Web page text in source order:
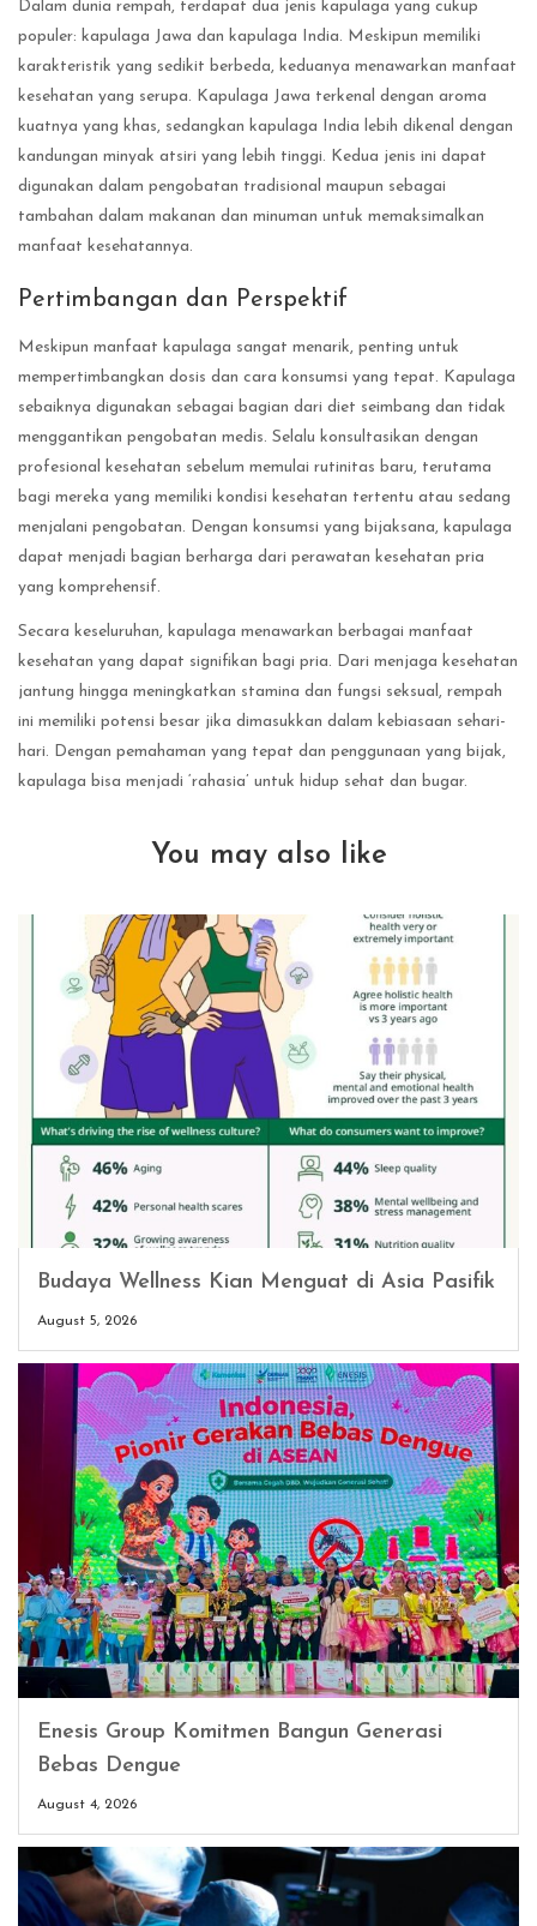
Dalam dunia rempah, terdapat dua jenis kapulaga yang cukup
populer: kapulaga Jawa dan kapulaga India. Meskipun memiliki
karakteristik yang sedikit berbeda, keduanya menawarkan manfaat
kesehatan yang serupa. Kapulaga Jawa terkenal dengan aroma
kuatnya yang khas, sedangkan kapulaga India lebih dikenal dengan
kandungan minyak atsiri yang lebih tinggi. Kedua jenis ini dapat
digunakan dalam pengobatan tradisional maupun sebagai
tambahan dalam makanan dan minuman untuk memaksimalkan
manfaat kesehatannya.
Pertimbangan dan Perspektif
Meskipun manfaat kapulaga sangat menarik, penting untuk
mempertimbangkan dosis dan cara konsumsi yang tepat. Kapulaga
sebaiknya digunakan sebagai bagian dari diet seimbang dan tidak
menggantikan pengobatan medis. Selalu konsultasikan dengan
profesional kesehatan sebelum memulai rutinitas baru, terutama
bagi mereka yang memiliki kondisi kesehatan tertentu atau sedang
menjalani pengobatan. Dengan konsumsi yang bijaksana, kapulaga
dapat menjadi bagian berharga dari perawatan kesehatan pria
yang komprehensif.
Secara keseluruhan, kapulaga menawarkan berbagai manfaat
kesehatan yang dapat signifikan bagi pria. Dari menjaga kesehatan
jantung hingga meningkatkan stamina dan fungsi seksual, rempah
ini memiliki potensi besar jika dimasukkan dalam kebiasaan sehari-
hari. Dengan pemahaman yang tepat dan penggunaan yang bijak,
kapulaga bisa menjadi ‘rahasia’ untuk hidup sehat dan bugar.
You may also like
Budaya Wellness Kian Menguat di Asia Pasifik
August 5, 2026
Enesis Group Komitmen Bangun Generasi
Bebas Dengue
August 4, 2026